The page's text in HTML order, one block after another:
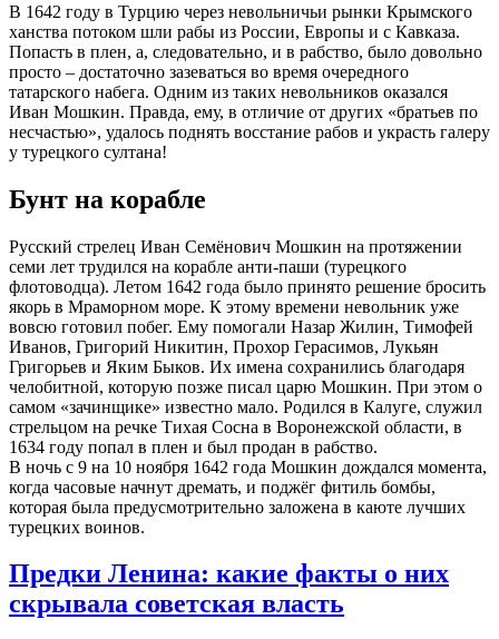
В 1642 году в Турцию через невольничьи рынки Крымского
ханства потоком шли рабы из России, Европы и с Кавказа.
Попасть в плен, а, следовательно, и в рабство, было довольно
просто – достаточно зазеваться во время очередного
татарского набега. Одним из таких невольников оказался
Иван Мошкин. Правда, ему, в отличие от других «братьев по
несчастью», удалось поднять восстание рабов и украсть галеру
у турецкого султана!
Бунт на корабле
Русский стрелец Иван Семёнович Мошкин на протяжении
семи лет трудился на корабле анти-паши (турецкого
флотоводца). Летом 1642 года было принято решение бросить
якорь в Мраморном море. К этому времени невольник уже
вовсю готовил побег. Ему помогали Назар Жилин, Тимофей
Иванов, Григорий Никитин, Прохор Герасимов, Лукьян
Григорьев и Яким Быков. Их имена сохранились благодаря
челобитной, которую позже писал царю Мошкин. При этом о
самом «зачинщике» известно мало. Родился в Калуге, служил
стрельцом на речке Тихая Сосна в Воронежской области, в
1634 году попал в плен и был продан в рабство.
В ночь с 9 на 10 ноября 1642 года Мошкин дождался момента,
когда часовые начнут дремать, и поджёг фитиль бомбы,
которая была предусмотрительно заложена в каюте лучших
турецких воинов.
Предки Ленина: какие факты о них
скрывала советская власть